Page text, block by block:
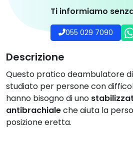
Ti informiamo
055 029 7090
Descrizione
Questo pratico deambulatore di
studiato per persone con
hanno bisogno di uno
antibrachialeche aiuta la
posizione eretta.